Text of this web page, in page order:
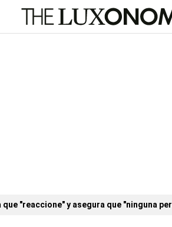
que "reaccione" y asegura que "ninguna